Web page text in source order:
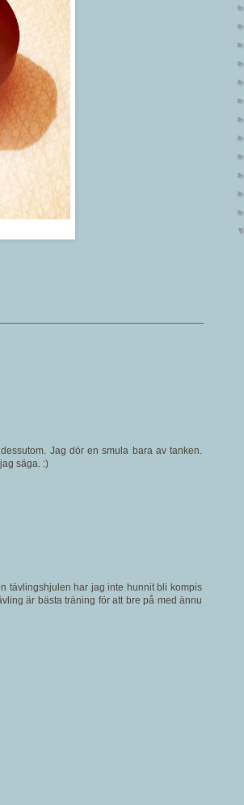
Jag dör en smula bara av tanken.
säga. :)
tävlingshjulen har jag inte hunnit bli kompis
är bästa träning för att bre på med ännu
►
►
►
►
►
►
►
►
►
►
►
►
▼